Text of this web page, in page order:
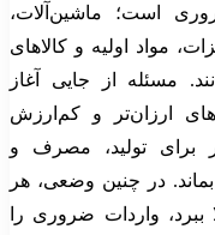
است؛ ماشین‌آلات،
مواد اولیه و کالاهای
مسئله از جایی آغاز
ارزان‌تر و کم‌ارزش
برای تولید، مصرف و
در چنین وضعی، هر
ببرد، واردات ضروری را